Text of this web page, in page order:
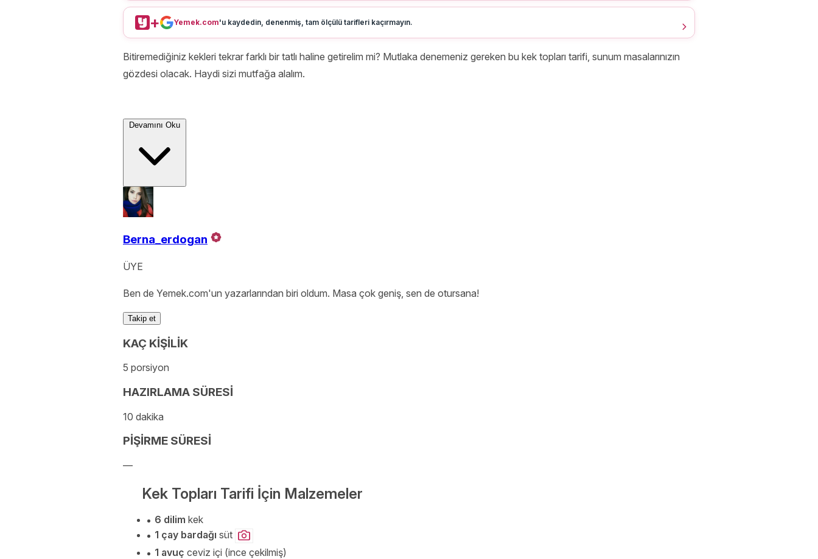
+ Yemek.com'u kaydedin, denenmiş, tam ölçülü tarifleri kaçırmayın.
Bitiremediğiniz kekleri tekrar farklı bir tatlı haline getirelim mi? Mutlaka denemeniz gereken bu kek topları tarifi, sunum masalarınızın
gözdesi olacak. Haydi sizi mutfağa alalım.
Devamını Oku
Berna_erdogan
ÜYE
Ben de Yemek.com'un yazarlarından biri oldum. Masa çok geniş, sen de otursana!
Takip et
KAÇ KİŞİLİK
5 porsiyon
HAZIRLAMA SÜRESİ
10 dakika
PİŞİRME SÜRESİ
—
Kek Topları Tarifi İçin Malzemeler
6 dilim kek
1 çay bardağı süt
1 avuç ceviz içi (ince çekilmiş)